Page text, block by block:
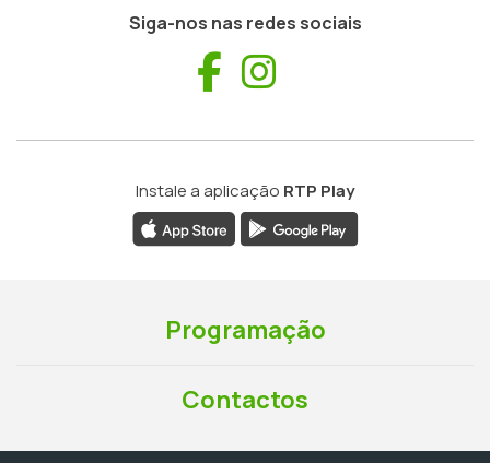
Siga-nos nas redes sociais
Facebook
Instale a aplicação RTP Play
Programação
Contactos